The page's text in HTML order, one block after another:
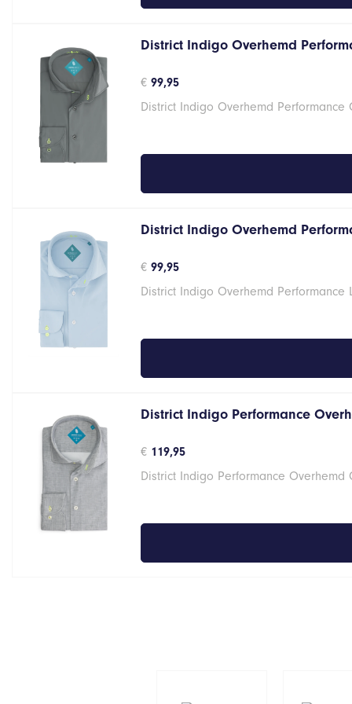
District Indigo Overhemd
€ 99,95
District Indigo Overhemd Performance
District Indigo Overhemd
€ 99,95
District Indigo Overhemd Performance
District Indigo Performance
€ 119,95
District Indigo Performance Overhemd